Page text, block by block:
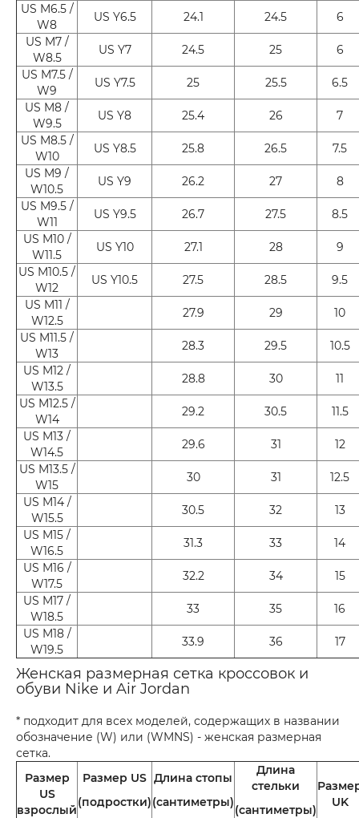
US M6.5 /
W8
US Y6.5 24.1 24.5
6
US M7 /
W8.5
US Y7 24.5 25
6
US M7.5 /
W9
US Y7.5 25 25.5
6.5
US M8 /
W9.5
US Y8 25.4 26
7
US M8.5 /
W10
US Y8.5 25.8 26.5
7.5
US M9 /
W10.5
US Y9 26.2 27
8
US M9.5 /
W11
US Y9.5 26.7 27.5
8.5
US M10 /
W11.5
US Y10 27.1 28
9
US M10.5 /
W12
US Y10.5 27.5 28.5
9.5
US M11 /
W12.5
27.9 29
10
US M11.5 /
W13
28.3 29.5
10.5
US M12 /
W13.5
28.8 30
11
US M12.5 /
W14
29.2 30.5
11.5
US M13 /
W14.5
29.6 31
12
US M13.5 /
W15
30 31
12.5
US M14 /
W15.5
30.5 32
13
US M15 /
W16.5
31.3 33
14
US M16 /
W17.5
32.2 34
15
US M17 /
W18.5
33 35
16
US M18 /
W19.5
33.9 36 17
Женская размерная сетка кроссовок и
обуви Nike и Air Jordan
* подходит для всех моделей, содержащих в названии
обозначение (W) или (WMNS) - женская размерная
сетка.
Размер
US
взрослый
Размер US
(подростки)
Длина стопы
(сантиметры)
Длина
стельки
(сантиметры)
UK